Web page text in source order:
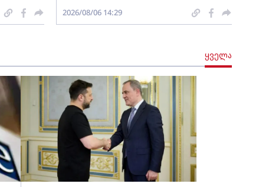
2026/08/06 14:29
ყველა